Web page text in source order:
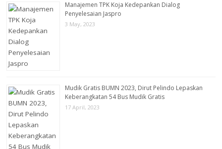
Manajemen TPK Koja Kedepankan Dialog
Penyelesaian Jaspro
3 May, 2023
Mudik Gratis BUMN 2023, Dirut Pelindo Lepaskan
Keberangkatan 54 Bus Mudik Gratis
17 April, 2023